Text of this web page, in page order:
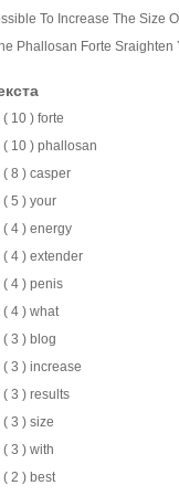
To Increase The Size
Phallosan Forte Sraighten
10 ) forte
( 10 ) phallosan
8 ) casper
5 ) your
( 4 ) energy
( 4 ) extender
( 4 ) penis
4 ) what
3 ) blog
3 ) increase
3 ) results
3 ) size
3 ) with
( 2 ) best